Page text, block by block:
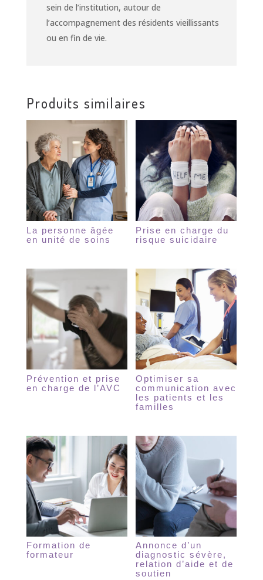
sein de l’institution, autour de
l’accompagnement des résidents vieillissants
ou en fin de vie.
Produits similaires
La personne âgée
en unité de soins
Prise en charge du
risque suicidaire
Prévention et prise
en charge de l’AVC
Optimiser sa
communication avec
les patients et les
familles
Formation de
formateur
Annonce d’un
diagnostic sévère,
relation d’aide et de
soutien